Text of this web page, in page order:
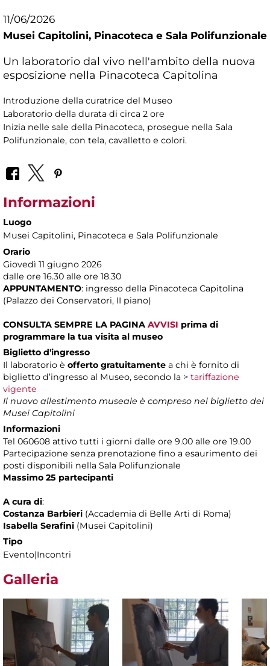
11/06/2026
Musei Capitolini, Pinacoteca e Sala Polifunzionale
Un laboratorio dal vivo nell'ambito della nuova
esposizione nella Pinacoteca Capitolina
Introduzione della curatrice del Museo
Laboratorio della durata di circa 2 ore
Inizia nelle sale della Pinacoteca, prosegue nella Sala
Polifunzionale, con tela, cavalletto e colori.
Informazioni
Luogo
Musei Capitolini, Pinacoteca e Sala Polifunzionale
Orario
Giovedì 11 giugno 2026
dalle ore 16.30 alle ore 18.30
APPUNTAMENTO: ingresso della Pinacoteca Capitolina
(Palazzo dei Conservatori, II piano)
CONSULTA SEMPRE LA PAGINA AVVISI prima di
programmare la tua visita al museo
Biglietto d'ingresso
Il laboratorio è offerto gratuitamente a chi è fornito di
biglietto d’ingresso al Museo, secondo la > tariffazione
vigente
Il nuovo allestimento museale è compreso nel biglietto dei
Musei Capitolini
Informazioni
Tel 060608 attivo tutti i giorni dalle ore 9.00 alle ore 19.00
Partecipazione senza prenotazione fino a esaurimento dei
posti disponibili nella Sala Polifunzionale
Massimo 25 partecipanti
A cura di:
Costanza Barbieri (Accademia di Belle Arti di Roma)
Isabella Serafini (Musei Capitolini)
Tipo
Evento|Incontri
Galleria